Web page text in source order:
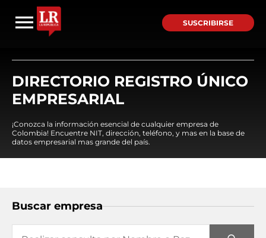
SUSCRIBIRSE
DIRECTORIO REGISTRO ÚNICO
EMPRESARIAL
¡Conozca la información esencial de cualquier empresa de
Colombia! Encuentre NIT, dirección, teléfono, y mas en la base de
datos empresarial mas grande del país.
Buscar empresa